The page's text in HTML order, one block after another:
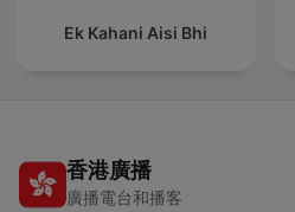
Ek Kahani Aisi Bhi
香港廣播
廣播電台和播客